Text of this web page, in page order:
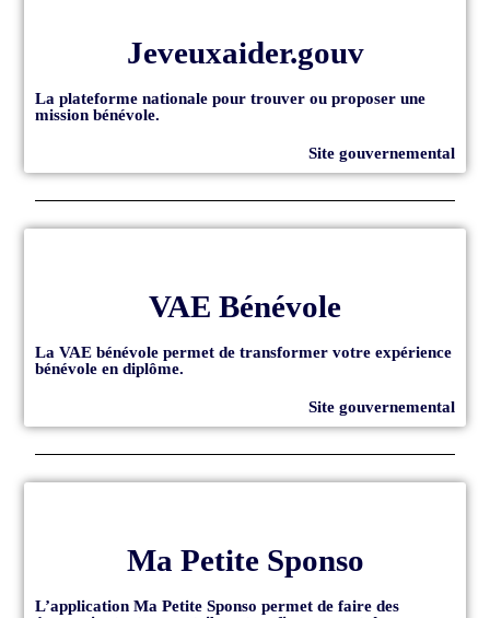
Jeveuxaider.gouv
La plateforme nationale pour trouver ou proposer une
mission bénévole.
Site gouvernemental
VAE Bénévole
La VAE bénévole permet de transformer votre expérience
bénévole en diplôme.
Site gouvernemental
Ma Petite Sponso
L’application Ma Petite Sponso permet de faire des